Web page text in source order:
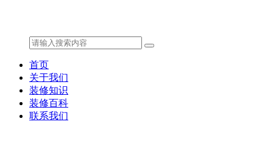
首页
关于我们
装修知识
装修百科
联系我们